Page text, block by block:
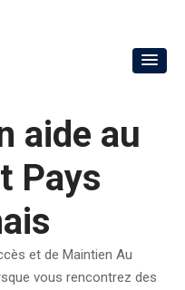
aide au
Pays
et de Maintien Au
vous rencontrez des